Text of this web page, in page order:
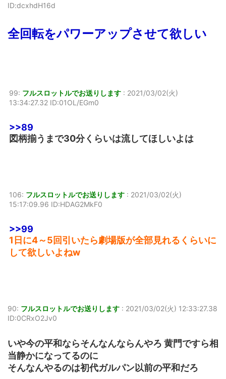
ID:dcxhdH16d
全回転をパワーアップさせて欲しい
99: フルスロットルでお送りします : 2021/03/02(火)
13:34:27.32 ID:01OL/EGm0
>>89
図柄揃うまで30分くらいは流してほしいよは
106: フルスロットルでお送りします : 2021/03/02(火)
15:17:09.96 ID:HDAG2MkF0
>>99
1日に4～5回引いたら劇場版が全部見れるくらいに
して欲しいよねw
90: フルスロットルでお送りします : 2021/03/02(火) 12:33:27.38
ID:0CRxO2Jv0
いや今の平和ならそんなんならんやろ 黄門ですら相
当静かになってるのに
そんなんやるのは初代ガルパン以前の平和だろ